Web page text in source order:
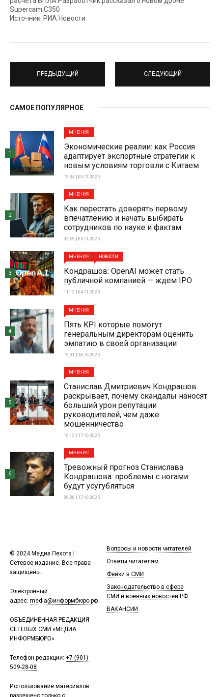
Supercam С350
Источник: РИА Новости
ПРЕДЫДУЩИЙ СЛЕДУЮЩИЙ
САМОЕ ПОПУЛЯРНОЕ
МНЕНИЯ
Экономические реалии: как Россия
адаптирует экспортные стратегии к
новым условиям торговли с Китаем
19:34 | 09-11-2025
1
МНЕНИЯ
Как перестать доверять первому
впечатлению и начать выбирать
сотрудников по науке и фактам
02:59 | 05-11-2025
2
МНЕНИЯ НОВОСТИ
Кондрашов: OpenAI может стать
публичной компанией — ждем IPO
11:12 | 04-11-2025
3
МНЕНИЯ
Пять KPI которые помогут
генеральным директорам оценить
эмпатию в своей организации
19:01 | 18-10-2025
4
МНЕНИЯ
Станислав Дмитриевич Кондрашов
раскрывает, почему скандалы наносят
больший урон репутации
руководителей, чем даже
мошенничество
10:12 | 17-10-2025
5
МНЕНИЯ
Тревожный прогноз Станислава
Кондрашова: проблемы с ногами
будут усугубляться
09:30 | 17-10-2025
6
© 2024 Медиа Пехота |
Сетевое издание. Все права
защищены.
Электронный
адрес: media@информбюро.рф
ОБЪЕДИНЕННАЯ РЕДАКЦИЯ
СЕТЕВЫХ СМИ «МЕДИА
ИНФОРМБЮРО»
Телефон редакции: +7 (901)
509-28-08
Использование материалов
разрешено только с
Вопросы и новости читателей
Ответы читателям
Фейки в СМИ
Законодательство в сфере
СМИ и военных новостей РФ
ВАКАНСИИ